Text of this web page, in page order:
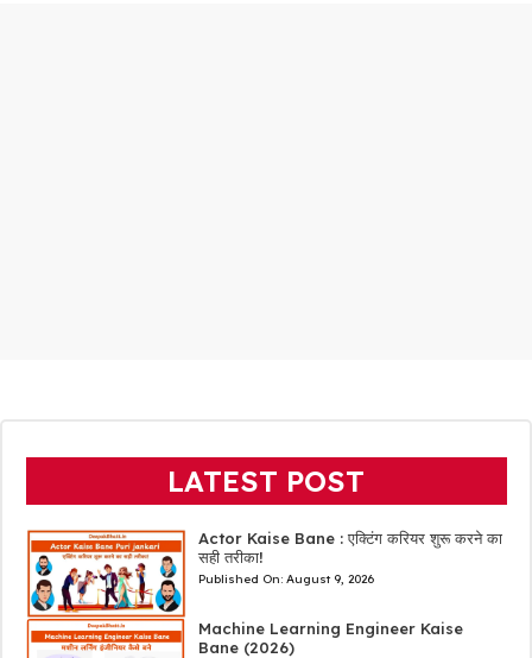
LATEST POST
Actor Kaise Bane : एक्टिंग करियर शुरू करने का
सही तरीका!
Published On: August 9, 2026
Machine Learning Engineer Kaise
Bane (2026)